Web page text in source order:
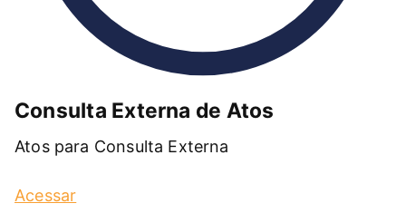
Consulta Externa de Atos
Atos para Consulta Externa
Acessar